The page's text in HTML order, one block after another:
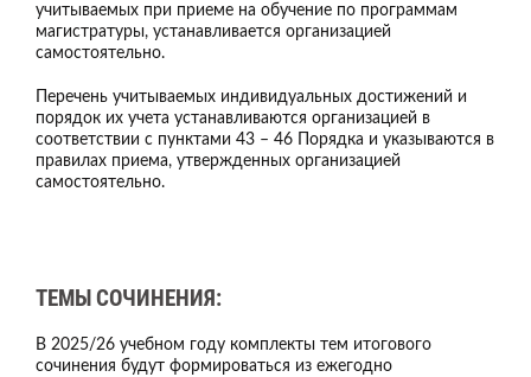
учитываемых при приеме на обучение по программам
магистратуры, устанавливается организацией
самостоятельно.
Перечень учитываемых индивидуальных достижений и
порядок их учета устанавливаются организацией в
соответствии с пунктами 43 – 46 Порядка и указываются в
правилах приема, утвержденных организацией
самостоятельно.
ТЕМЫ СОЧИНЕНИЯ:
В 2025/26 учебном году комплекты тем итогового
сочинения будут формироваться из ежегодно